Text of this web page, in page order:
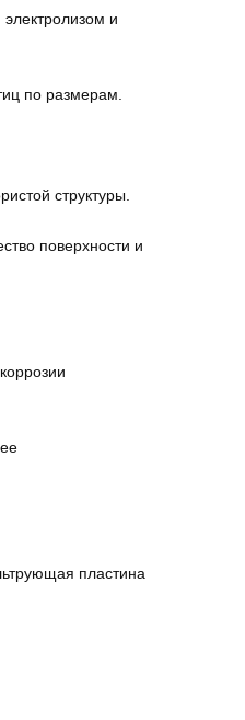
и
по размерам.
структуры.
поверхности и
пластина